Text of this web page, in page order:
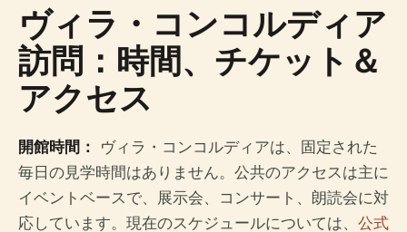
ヴィラ・コンコルディア
訪問：時間、チケット＆
アクセス
開館時間：
ヴィラ・コンコルディアは、固定された
毎日の見学時間はありません。公共のアクセスは主に
イベントベースで、展示会、コンサート、朗読会に対
応しています。現在のスケジュールについては、 公式